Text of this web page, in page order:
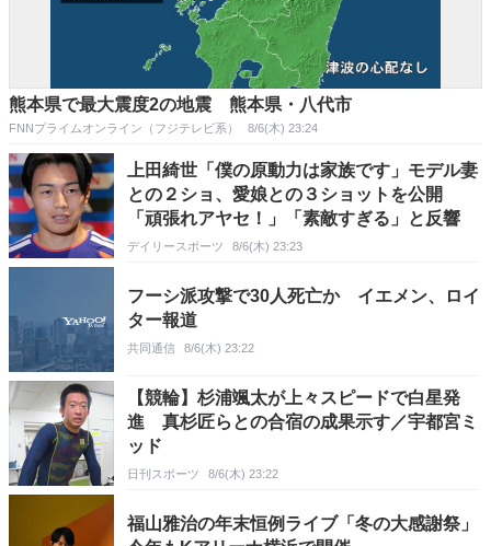
熊本県で最大震度2の地震 熊本県・八代市
FNNプライムオンライン（フジテレビ系） 8/6(木) 23:24
上田綺世「僕の原動力は家族です」モデル妻
との２ショ、愛娘との３ショットを公開
「頑張れアヤセ！」「素敵すぎる」と反響
デイリースポーツ 8/6(木) 23:23
フーシ派攻撃で30人死亡か イエメン、ロイ
ター報道
共同通信 8/6(木) 23:22
【競輪】杉浦颯太が上々スピードで白星発
進 真杉匠らとの合宿の成果示す／宇都宮ミ
ッド
日刊スポーツ 8/6(木) 23:22
福山雅治の年末恒例ライブ「冬の大感謝祭」